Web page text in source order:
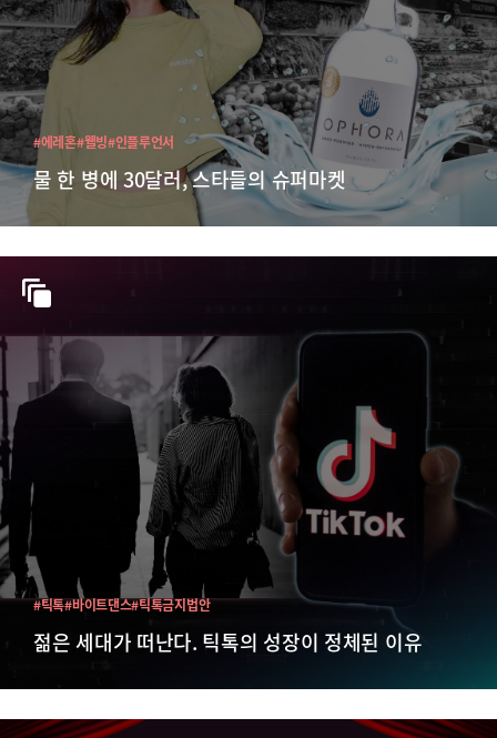
물 한 병에 30달러, 스타들의 슈퍼마켓
#에레혼#웰빙#인플루언서
젊은 세대가 떠난다. 틱톡의 성장이 정체된 이유
#틱톡#바이트댄스#틱톡금지법안